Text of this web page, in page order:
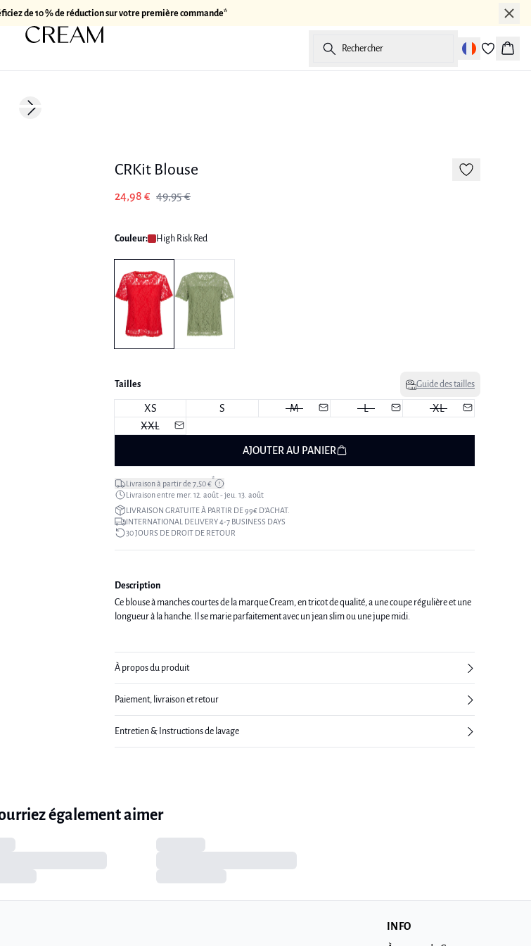
de 10 % de réduction sur votre première commande*
Rechercher
Panier
Next slide
CRKit Blouse
24,98 € 49,95 €
Couleur: High Risk Red
Tailles Guide des tailles
XS S M L
XL
XXL
AJOUTER AU PANIER
Livraison à partir de 7,50 €*
Livraison entre mer. 12. août - jeu. 13. août
LIVRAISON GRATUITE À PARTIR DE 99€ D’ACHAT.
INTERNATIONAL DELIVERY 4-7 BUSINESS DAYS
30 JOURS DE DROIT DE RETOUR
Description
Ce blouse à manches courtes de la marque Cream, en tricot de qualité, a une coupe régulière et une
longueur à la hanche. Il se marie parfaitement avec un jean slim ou une jupe midi.
À propos du produit
Paiement, livraison et retour
Entretien & Instructions de lavage
également aimer
INFO